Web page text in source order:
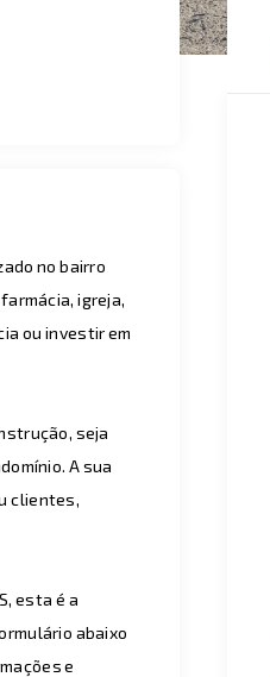
no bairro
igreja,
ou investir em
seja
A sua
clientes,
esta é a
abaixo
e